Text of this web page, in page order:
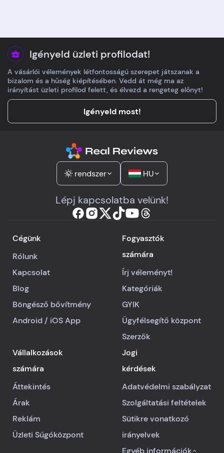
kiválasztani. A nagy
tekercsek szállítása
drágább, de időben
megjött. Kiemelem a
hasznos leírásokat és a
korrekt mérettűrések
pontosan tartották.
Igényeld üzleti profilodat!
A vásárlói vélemények létfontosságú szerepet játszanak a
bizalom és a hűség kiépítésében. Vedd át még ma az
irányítást üzleti profilod felett, és élvezd a rengeteg előnyt!
Igényeld most!
rendszer HU
Lépj kapcsolatba velünk!
Cégünk
Rólunk
Kapcsolat
Blog
Böngésző bővítmény
Android/ iOSApp
Fogyasztók
számára
Írj véleményt!
Kategóriák
GYIK
Ügyfélsegítő központ
Szerzők
Vállalkozások
számára
Áttekintés
Árak
Reklám
Üzleti Súgóközpont
Jogi
kérdések
Adatvédelmi szabályzat
Szolgáltatási feltételek
Sütikre vonatkozó
irányelvek